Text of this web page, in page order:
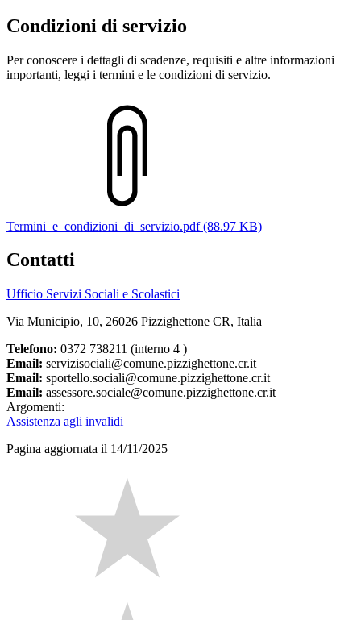
Condizioni di servizio
Per conoscere i dettagli di scadenze, requisiti e altre informazioni
importanti, leggi i termini e le condizioni di servizio.
Termini_e_condizioni_di_servizio.pdf (88.97 KB)
Contatti
Ufficio Servizi Sociali e Scolastici
Via Municipio, 10, 26026 Pizzighettone CR, Italia
Telefono: 0372 738211 (interno 4 )
Email: servizisociali@comune.pizzighettone.cr.it
Email: sportello.sociali@comune.pizzighettone.cr.it
Email: assessore.sociale@comune.pizzighettone.cr.it
Argomenti:
Assistenza agli invalidi
Pagina aggiornata il 14/11/2025